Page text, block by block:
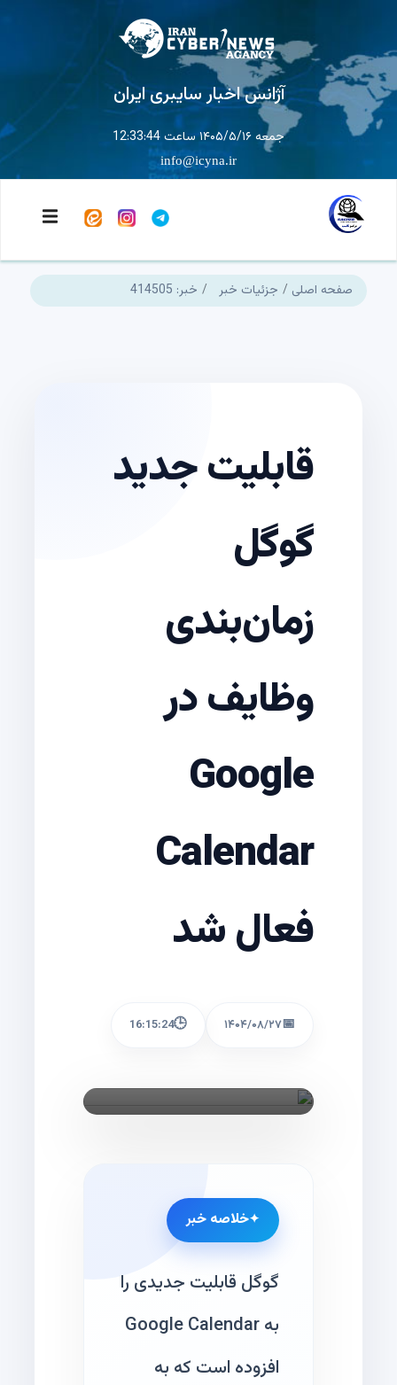
آژانس اخبار سایبری ایران
جمعه ۱۴۰۵/۵/۱۶ ساعت 12:33:45
info@icyna.ir
صفحه اصلی جزئیات خبر خبر: 414505
قابلیت جدید
گوگل
زمان‌بندی
وظایف در
Google
Calendar
فعال شد
📅۱۴۰۴/۰۸/۲۷ 🕒
16:15:24
خلاصه خبر
گوگل قابلیت جدیدی را
به Google Calendar
افزوده است که به